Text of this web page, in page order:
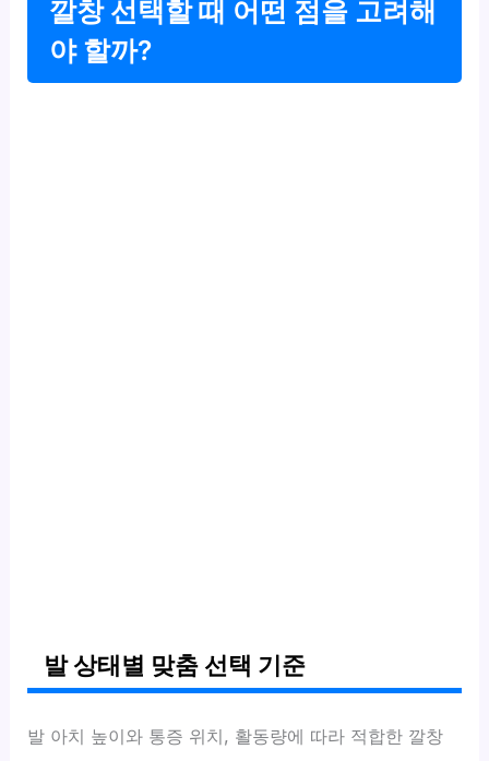
깔창 선택할 때 어떤 점을 고려해
야 할까?
발 상태별 맞춤 선택 기준
발 아치 높이와 통증 위치, 활동량에 따라 적합한 깔창